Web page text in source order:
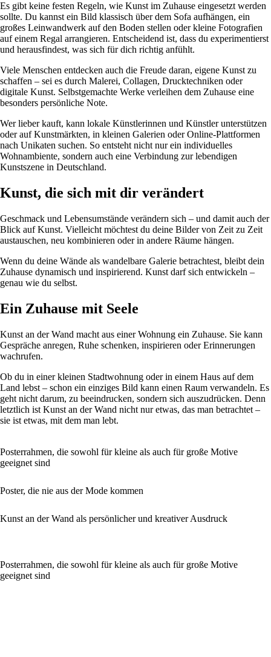
Es gibt keine festen Regeln, wie Kunst im Zuhause eingesetzt werden
sollte. Du kannst ein Bild klassisch über dem Sofa aufhängen, ein
großes Leinwandwerk auf den Boden stellen oder kleine Fotografien
auf einem Regal arrangieren. Entscheidend ist, dass du experimentierst
und herausfindest, was sich für dich richtig anfühlt.
Viele Menschen entdecken auch die Freude daran, eigene Kunst zu
schaffen – sei es durch Malerei, Collagen, Drucktechniken oder
digitale Kunst. Selbstgemachte Werke verleihen dem Zuhause eine
besonders persönliche Note.
Wer lieber kauft, kann lokale Künstlerinnen und Künstler unterstützen
oder auf Kunstmärkten, in kleinen Galerien oder Online-Plattformen
nach Unikaten suchen. So entsteht nicht nur ein individuelles
Wohnambiente, sondern auch eine Verbindung zur lebendigen
Kunstszene in Deutschland.
Kunst, die sich mit dir verändert
Geschmack und Lebensumstände verändern sich – und damit auch der
Blick auf Kunst. Vielleicht möchtest du deine Bilder von Zeit zu Zeit
austauschen, neu kombinieren oder in andere Räume hängen.
Wenn du deine Wände als wandelbare Galerie betrachtest, bleibt dein
Zuhause dynamisch und inspirierend. Kunst darf sich entwickeln –
genau wie du selbst.
Ein Zuhause mit Seele
Kunst an der Wand macht aus einer Wohnung ein Zuhause. Sie kann
Gespräche anregen, Ruhe schenken, inspirieren oder Erinnerungen
wachrufen.
Ob du in einer kleinen Stadtwohnung oder in einem Haus auf dem
Land lebst – schon ein einziges Bild kann einen Raum verwandeln. Es
geht nicht darum, zu beeindrucken, sondern sich auszudrücken. Denn
letztlich ist Kunst an der Wand nicht nur etwas, das man betrachtet –
sie ist etwas, mit dem man lebt.
Posterrahmen, die sowohl für kleine als auch für große Motive
geeignet sind
Poster, die nie aus der Mode kommen
Kunst an der Wand als persönlicher und kreativer Ausdruck
Posterrahmen, die sowohl für kleine als auch für große Motive
geeignet sind